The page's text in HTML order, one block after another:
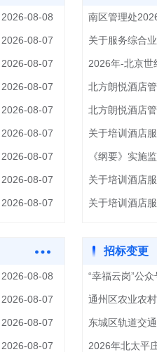
2026-08-08
2026-08-07
2026-08-07
2026-08-07
2026-08-07
2026-08-07
2026-08-07
2026-08-07
2026-08-07
南区管理处
关于培训酒店
《纲要》实施
关于培训酒店
关于培训酒店
2026-08-08
2026-08-07
2026-08-07
2026-08-07
招标变更
“幸福云岗”公
东城区轨道交
2026年北太平